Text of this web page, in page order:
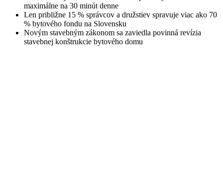
maximálne na 30 minút denne
Len približne 15 % správcov a družstiev spravuje viac ako 70
% bytového fondu na Slovensku
Novým stavebným zákonom sa zaviedla povinná revízia
stavebnej konštrukcie bytového domu